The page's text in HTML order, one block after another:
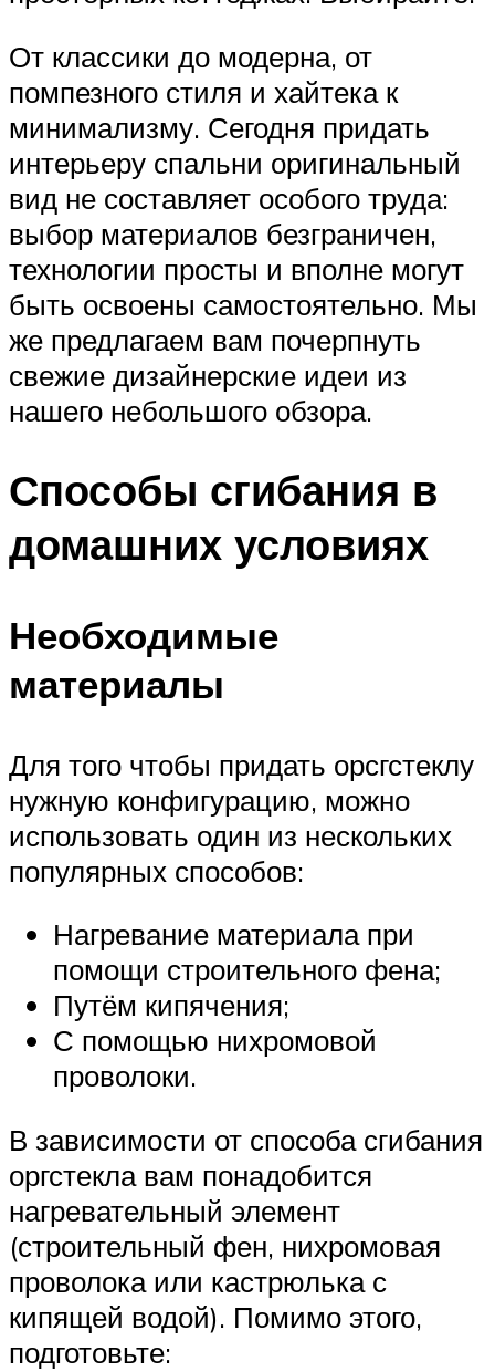
От классики до модерна, от
помпезного стиля и хайтека к
минимализму. Сегодня придать
интерьеру спальни оригинальный
вид не составляет особого труда:
выбор материалов безграничен,
технологии просты и вполне могут
быть освоены самостоятельно. Мы
же предлагаем вам почерпнуть
свежие дизайнерские идеи из
нашего небольшого обзора.
Способы сгибания в
домашних условиях
Необходимые
материалы
Для того чтобы придать орсгстеклу
нужную конфигурацию, можно
использовать один из нескольких
популярных способов:
Нагревание материала при
помощи строительного фена;
Путём кипячения;
С помощью нихромовой
проволоки.
В зависимости от способа сгибания
оргстекла вам понадобится
нагревательный элемент
(строительный фен, нихромовая
проволока или кастрюлька с
кипящей водой). Помимо этого,
подготовьте: